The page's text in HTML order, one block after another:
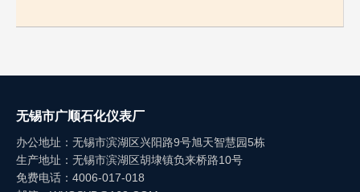
无锡市广顺石化仪表厂
办公地址：无锡市滨湖区兴阳路9号旭天智慧园5栋
生产地址：无锡市滨湖区胡埭镇负来桥路10号
免费电话：4006-017-018